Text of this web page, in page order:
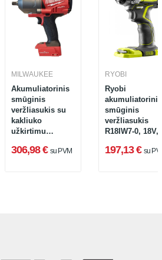
MILWAUKEE
Akumuliatorinis
smūginis
veržliasukis su
kakliuko
užkirtimu
ONEFHIWP12-0X,
306,98 € su PVM
RYOBI
Ryobi
akumuliatorinis
smūginis
veržliasukis
R18IW7-0, 18V,
197,13 € su